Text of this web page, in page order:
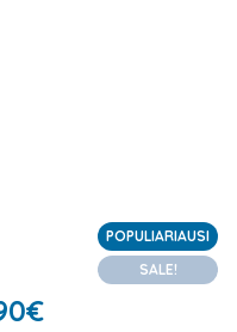
POPULIARIAUSI
SALE!
€